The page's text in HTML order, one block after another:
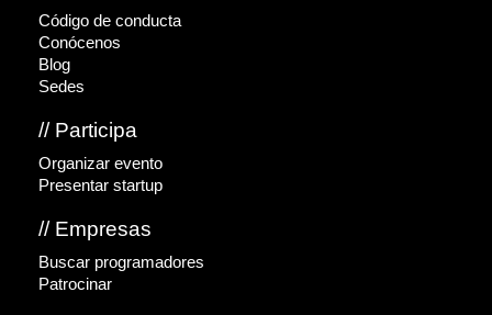
Código de conducta
Conócenos
Blog
Sedes
// Participa
Organizar evento
Presentar startup
// Empresas
Buscar programadores
Patrocinar